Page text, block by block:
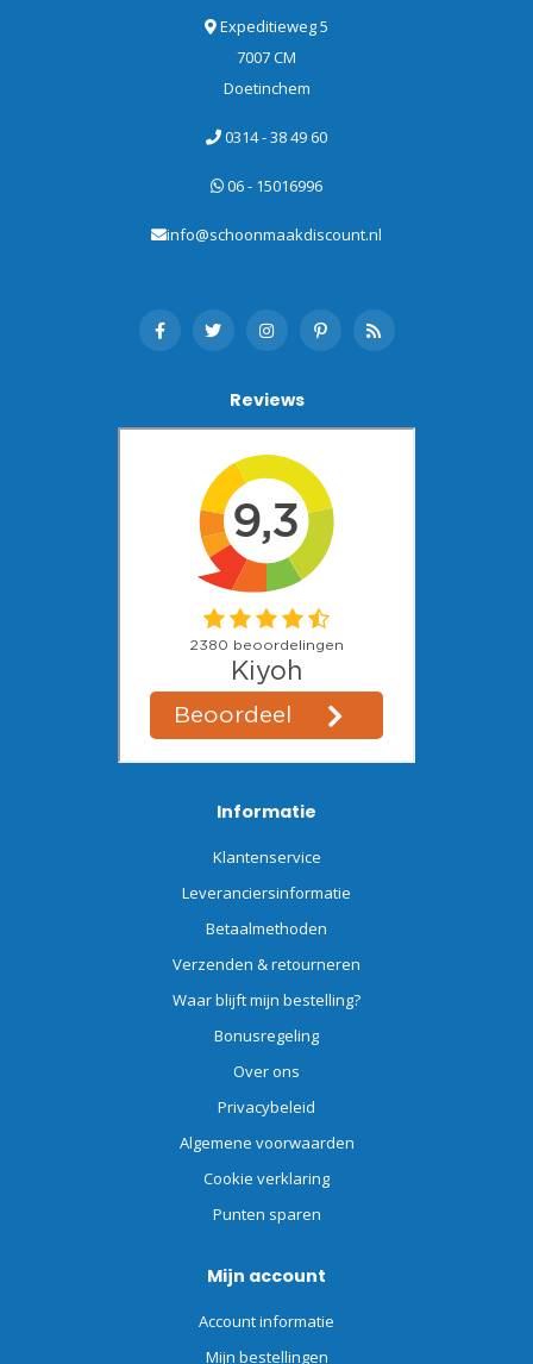
Expeditieweg 5
7007 CM
Doetinchem
0314 - 38 49 60
06 - 15016996
info@schoonmaakdiscount.nl
Reviews
Informatie
Klantenservice
Leveranciersinformatie
Betaalmethoden
Verzenden & retourneren
Waar blijft mijn bestelling?
Bonusregeling
Over ons
Privacybeleid
Algemene voorwaarden
Cookie verklaring
Punten sparen
Mijn account
Account informatie
Mijn bestellingen